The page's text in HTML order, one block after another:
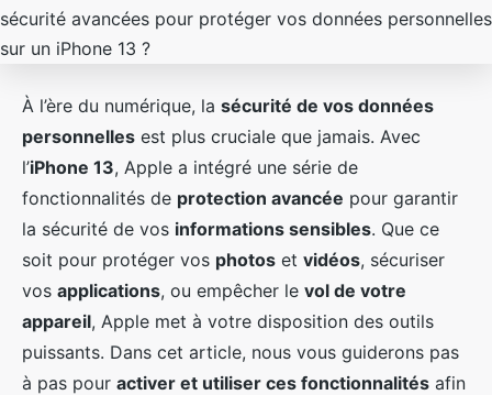
À l’ère du numérique, la sécurité de vos données
personnelles est plus cruciale que jamais. Avec
l’iPhone 13, Apple a intégré une série de
fonctionnalités de protection avancée pour garantir
la sécurité de vos informations sensibles. Que ce
soit pour protéger vos photos et vidéos, sécuriser
vos applications, ou empêcher le vol de votre
appareil, Apple met à votre disposition des outils
puissants. Dans cet article, nous vous guiderons pas
à pas pour activer et utiliser ces fonctionnalités afin